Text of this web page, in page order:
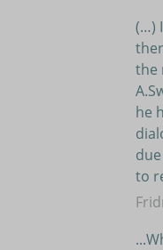
(…)
the
he
to